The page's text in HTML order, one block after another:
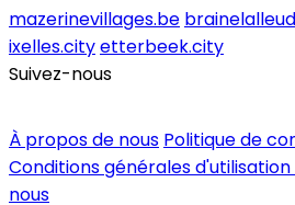
mazerinevillages.be
ixelles.cityetterbeek.city
Suivez-nous
À propos de nous Politique de
Conditions générales d'utilisation
nous